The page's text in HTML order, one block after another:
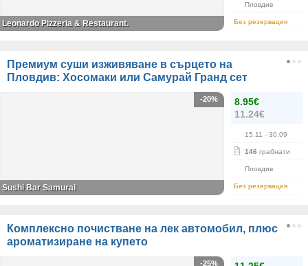
Пловдив
Без резервация
Leonardo Pizzeria & Restaurant.
Премиум суши изживяване в сърцето на
Пловдив: Хосомаки или Самурай Гранд сет
8.95€
11.24€
15.11 - 30.09
146 грабнати
Пловдив
Без резервация
-20%
Sushi Bar Samurai
Комплексно почистване на лек автомобил, плюс
ароматизиране на купето
-25%